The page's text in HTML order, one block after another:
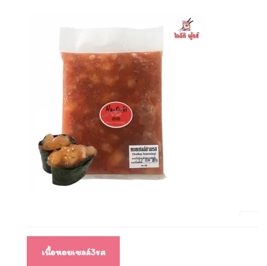
แนะแนว
เรื่องเนื้อหอยเชลล์3รส